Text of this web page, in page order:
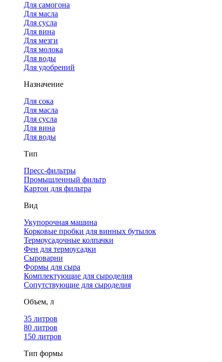
Для самогона
Для масла
Для сусла
Для вина
Для мезги
Для молока
Для воды
Для удобрений
Назначение
Для сока
Для масла
Для сусла
Для вина
Для воды
Тип
Пресс-фильтры
Промышленный фильтр
Картон для фильтра
Вид
Укупорочная машина
Корковые пробки для винных бутылок
Термоусадочные колпачки
Фен для термоусадки
Сыроварни
Формы для сыра
Комплектующие для сыроделия
Сопутствующие для сыроделия
Объем, л
35 литров
80 литров
150 литров
Тип формы